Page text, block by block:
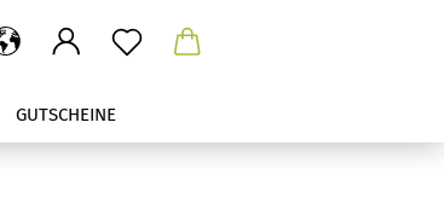
GUTSCHEINE